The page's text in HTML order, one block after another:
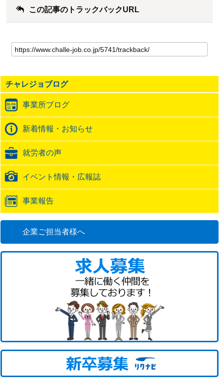
この記事のトラックバックURL
の
記
の
ト
ッ
ク
バ
ッ
ク
URL
チャレジョブログ
事業所ブログ
新着情報・お知らせ
就労者の声
イベント情報・広報誌
事業報告
企業ご担当者様へ